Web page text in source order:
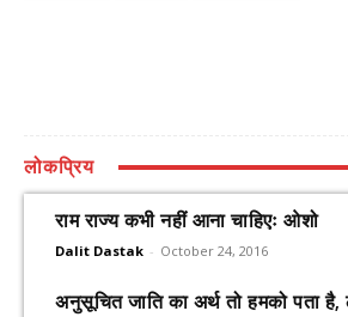
लोकप्रिय
राम राज्य कभी नहीं आना चाहिएः ओशो
Dalit Dastak - October 24, 2016
अनुसूचित जाति का अर्थ तो हमको पता